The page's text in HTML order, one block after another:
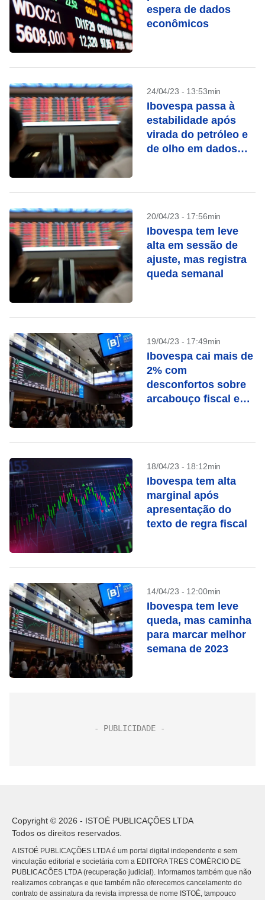
espera de dados
econômicos
24/04/23 - 13:53min
Ibovespa passa à
estabilidade após
virada do petróleo e
de olho em dados
20/04/23 - 17:56min
Ibovespa tem leve
alta em sessão de
ajuste, mas registra
queda semanal
19/04/23 - 17:49min
Ibovespa cai mais de
2% com
desconfortos sobre
arcabouço fiscal e
18/04/23 - 18:12min
Ibovespa tem alta
marginal após
apresentação do
texto de regra fiscal
14/04/23 - 12:00min
Ibovespa tem leve
queda, mas caminha
para marcar melhor
semana de 2023
Copyright © 2026 - ISTOÉ PUBLICAÇÕES LTDA
Todos os direitos reservados.
A ISTOÉ PUBLICAÇÕES LTDA é um portal digital independente e sem
vinculação editorial e societária com a EDITORA TRES COMÉRCIO DE
PUBLICACÕES LTDA (recuperação judicial). Informamos também que não
realizamos cobranças e que também não oferecemos cancelamento do
contrato de assinatura da revista impressa de nome ISTOÉ, tampouco